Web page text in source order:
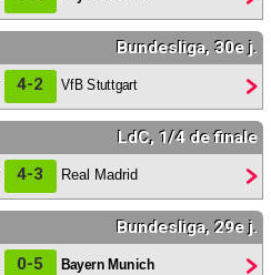
Bundesliga, 30e j.
4-2 VfB Stuttgart
LdC, 1/4 de finale
4-3 Real Madrid
Bundesliga, 29e j.
0-5 Bayern Munich